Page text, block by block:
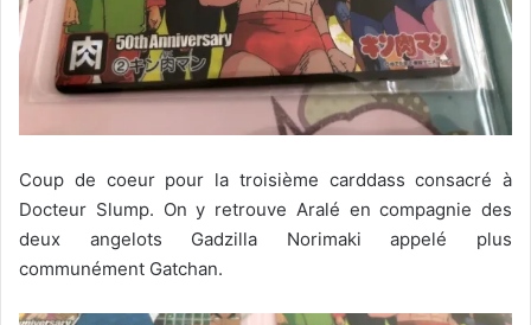
Coup de coeur pour la troisième carddass consacré à
Docteur Slump. On y retrouve Aralé en compagnie des
deux angelots Gadzilla Norimaki appelé plus
communément Gatchan.